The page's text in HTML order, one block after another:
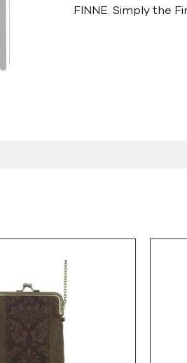
FINNE. Simply the